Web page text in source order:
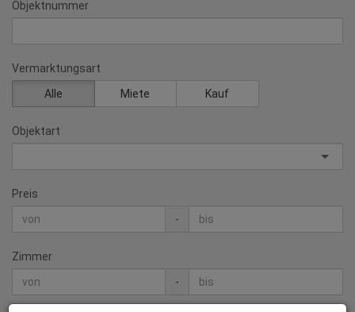
Objektnummer
Vermarktungsart
Alle
Miete Kauf
Objektart
Preis
-
Zimmer
-